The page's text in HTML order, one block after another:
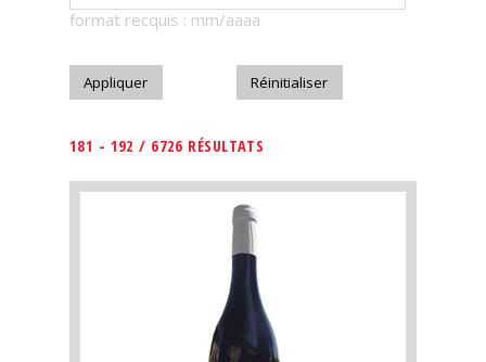
Télécharger
format recquis : mm/aaaa
181 - 192 / 6726 RÉSULTATS